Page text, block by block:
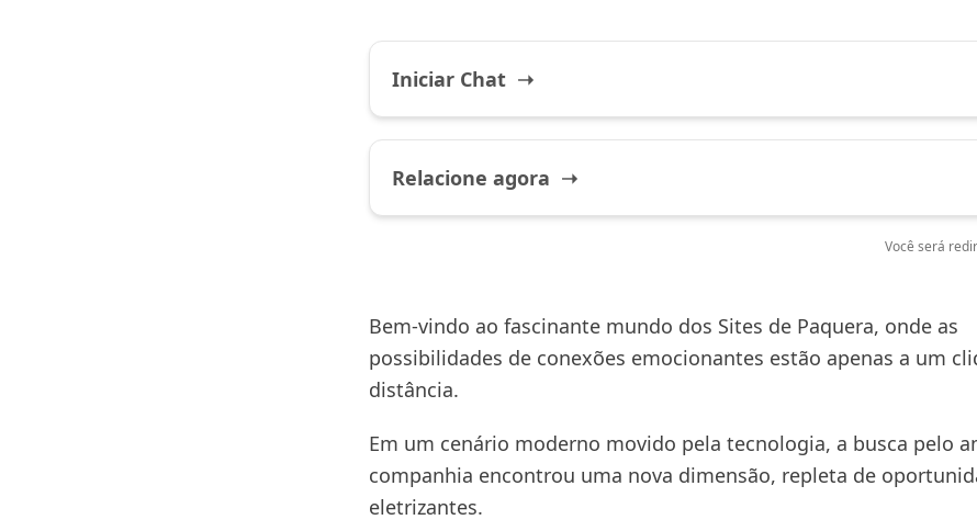
Iniciar Chat ➝
Relacione agora ➝
Você será
Bem-vindo ao fascinante mundo dos Sites de Paquera, onde as
possibilidades de conexões emocionantes estão apenas a um
distância.
Em um cenário moderno movido pela tecnologia, a busca pelo
companhia encontrou uma nova dimensão, repleta de
eletrizantes.